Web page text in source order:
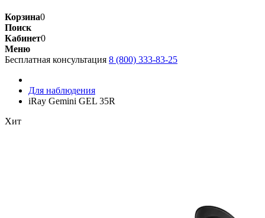
Корзина0
Поиск
Кабинет0
Меню
Бесплатная консультация 8 (800) 333-83-25
Для наблюдения
iRay Gemini GEL 35R
Хит